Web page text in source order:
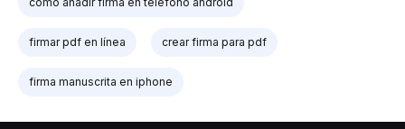
firmar pdf en línea crear firma para pdf
firma manuscrita en iphone